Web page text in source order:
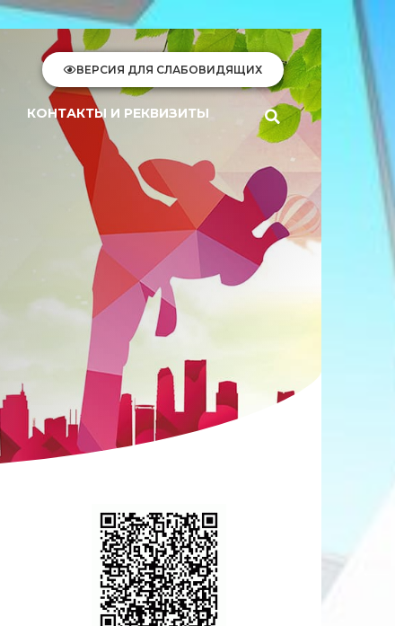
ВЕРСИЯ ДЛЯ СЛАБОВИДЯЩИХ
КОНТАКТЫ И РЕКВИЗИТЫ